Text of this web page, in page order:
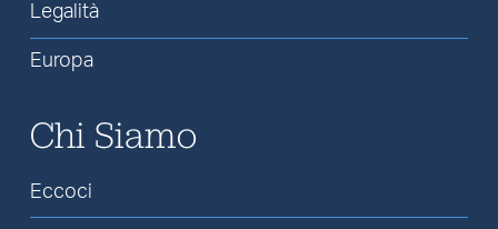
Legalità
Europa
Chi Siamo
Eccoci